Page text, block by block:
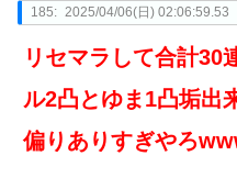
185: 2025/04/06(日) 02:06:59.53
リセマラして合計30
ル2凸とゆま1凸垢出
偏りありすぎやろ